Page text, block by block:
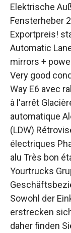
Elektrische
Fensterheber
Exportpreis!
Automatic
mirrors +
Very good
Way E6 avec
à l'arrêt
automatique
(LDW)
électriques
alu Très bon
Yourtrucks
Sowohl der
erstrecken
daher finden